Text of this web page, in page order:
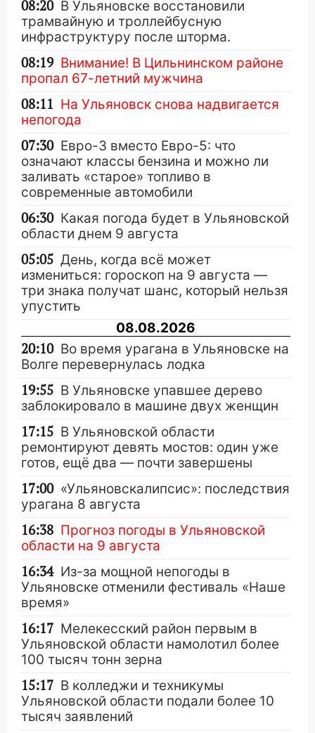
08:20 В Ульяновске восстановили
трамвайную и троллейбусную
инфраструктуру после шторма.
08:19 Внимание! В Цильнинском районе
пропал 67-летний мужчина
08:11 На Ульяновск снова надвигается
непогода
07:30 Евро-3 вместо Евро-5: что
означают классы бензина и можно ли
заливать «старое» топливо в
современные автомобили
06:30 Какая погода будет в Ульяновской
области днем 9 августа
05:05 День, когда всё может
измениться: гороскоп на 9 августа —
три знака получат шанс, который нельзя
упустить
08.08.2026
20:10 Во время урагана в Ульяновске на
Волге перевернулась лодка
19:55 В Ульяновске упавшее дерево
заблокировало в машине двух женщин
17:15 В Ульяновской области
ремонтируют девять мостов: один уже
готов, ещё два — почти завершены
17:00 «Ульяновскалипсис»: последствия
урагана 8 августа
16:38 Прогноз погоды в Ульяновской
области на 9 августа
16:34 Из-за мощной непогоды в
Ульяновске отменили фестиваль «Наше
время»
16:17 Мелекесский район первым в
Ульяновской области намолотил более
100 тысяч тонн зерна
15:17 В колледжи и техникумы
Ульяновской области подали более 10
тысяч заявлений